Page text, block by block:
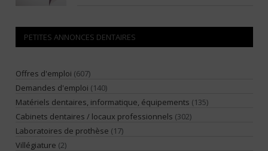
PETITES ANNONCES DENTAIRES
Offres d'emploi (607)
Demandes d'emploi (140)
Matériels dentaires, informatique, équipements (135)
Cabinets dentaires / locaux professionnels (302)
Laboratoires de prothèse (17)
Villégiature (2)